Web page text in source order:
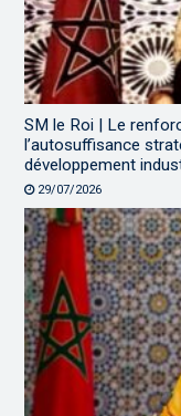
SM le Roi | Le
l’autosuffisance
développement
29/07/2026